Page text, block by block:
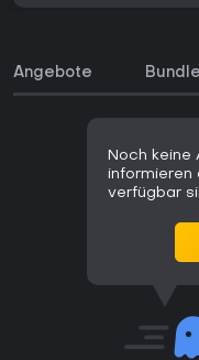
Angebote
Noch keine
informieren
verfügbar